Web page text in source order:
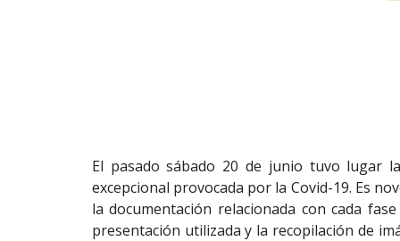
El pasado sábado 20 de junio tuvo lugar
excepcional provocada por la Covid-19. Es
la documentación relacionada con cada
presentación utilizada y la recopilación de